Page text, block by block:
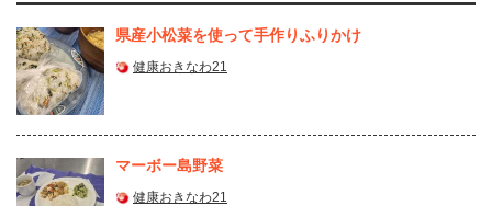
県産⼩松菜を使って⼿作りふりかけ
健康おきなわ21
マーボー島野菜
健康おきなわ21